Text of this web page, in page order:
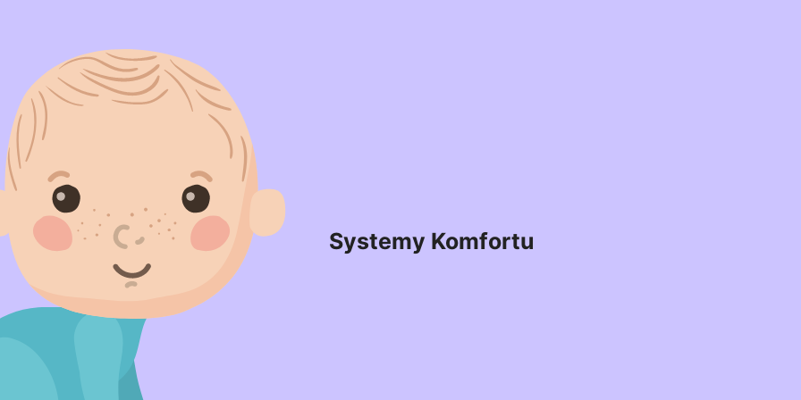
Systemy Komfortu